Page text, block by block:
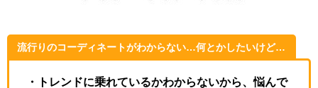
流行りのコーディネートがわからない…何とかしたいけど…
・トレンドに乗れているかわからないから、悩んで